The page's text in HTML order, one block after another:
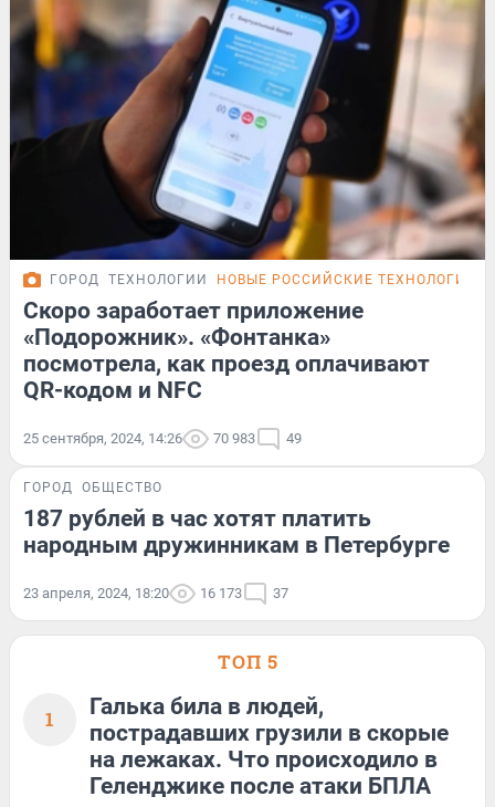
ГОРОД ТЕХНОЛОГИИ НОВЫЕ РОССИЙСКИЕ ТЕХНОЛОГИИ
Скоро заработает приложение
«Подорожник». «Фонтанка»
посмотрела, как проезд оплачивают
QR-кодом и NFC
25 сентября, 2024, 14:26 70 983 49
ГОРОД ОБЩЕСТВО
187 рублей в час хотят платить
народным дружинникам в Петербурге
23 апреля, 2024, 18:20 16 173 37
ТОП 5
1
Галька била в людей,
пострадавших грузили в скорые
на лежаках. Что происходило в
Геленджике после атаки БПЛА